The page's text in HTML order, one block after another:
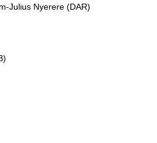
Julius Nyerere (DAR)